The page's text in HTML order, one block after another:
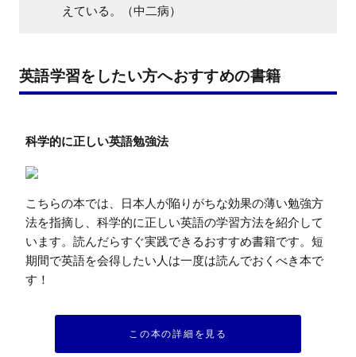
えている。（中二病）
英語学習をしたい方へおすすめの書籍
こちらの本では、日本人が陥りがちな効果の薄い勉強方
法を指摘し、科学的に正しい英語の学習方法を紹介して
います。読んだらすぐ実践できるおすすめ書籍です。短
期間で英語を会得したい人は一度は読んでおくべき本で
す！
この本の詳細を見る